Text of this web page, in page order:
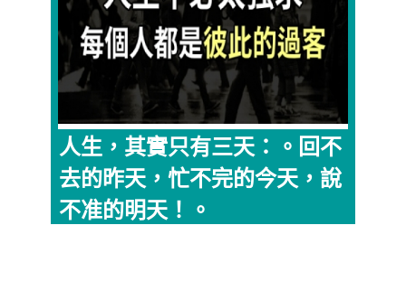
人生，其實只有三天：。回不
去的昨天，忙不完的今天，說
不准的明天！。​​​​​​​